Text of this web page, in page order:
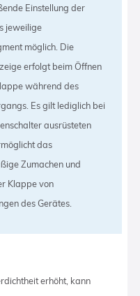
Einstellung der
jeweilige
möglich. Die
erfolgt beim Öffnen
während des
Es gilt lediglich bei
ausrüsteten
das
Zumachen und
Klappe von
des Gerätes.
erhöht, kann